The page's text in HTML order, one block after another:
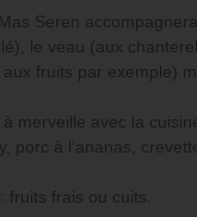
Seren
le veau (aux
fruits par exemple)
à merveille avec la
porc à l’ananas,
fruits frais ou cuits.